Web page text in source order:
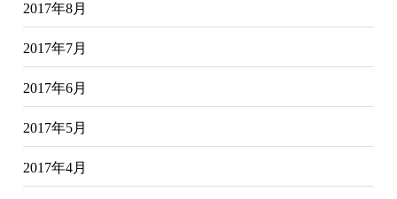
2017年8月
2017年7月
2017年6月
2017年5月
2017年4月